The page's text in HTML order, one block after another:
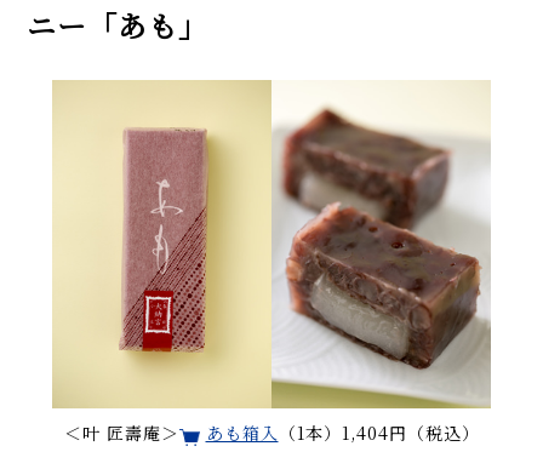
ニー「あも」
＜叶 匠壽庵＞ あも箱入 （1本）1,404円（税込）